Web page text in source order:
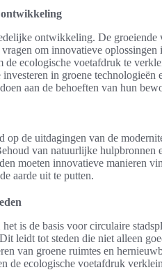
ontwikkeling
ontwikkeling. De
om innovatieve oplossingen
de ecologische voetafdruk te
in groene technologieën
aan de behoeften van hun
de uitdagingen van de
van natuurlijke hulpbronnen
moeten innovatieve manieren
aarde uit te putten.
is de basis voor circulaire
leidt tot steden die niet alleen
van groene ruimtes en
de ecologische voetafdruk